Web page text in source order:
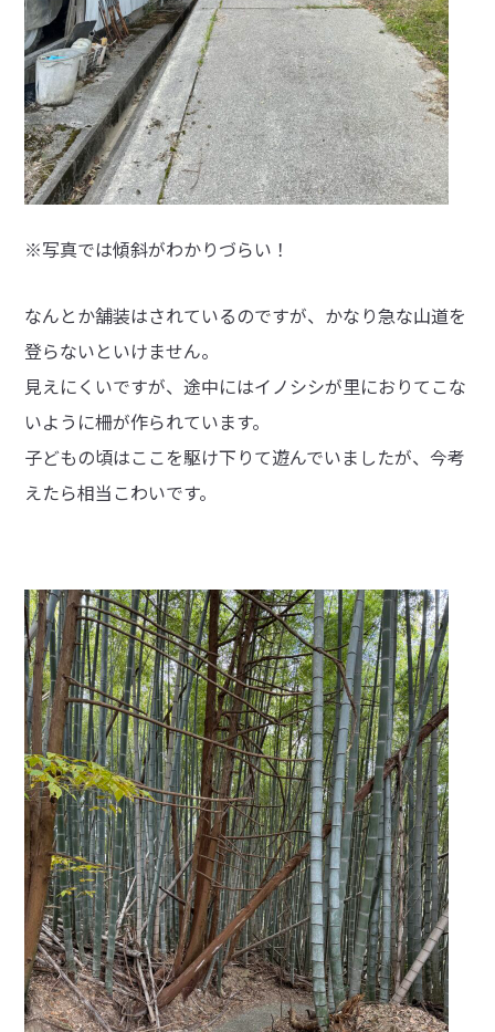
※写真では傾斜がわかりづらい！
なんとか舗装はされているのですが、かなり急な山道を
登らないといけません。
見えにくいですが、途中にはイノシシが里におりてこな
いように柵が作られています。
子どもの頃はここを駆け下りて遊んでいましたが、今考
えたら相当こわいです。